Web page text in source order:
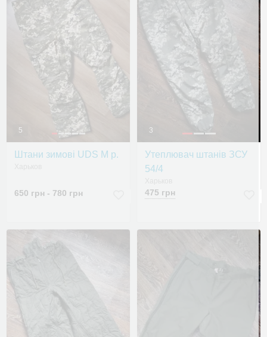
5
Штани зимові UDS M р.
650 грн - 780 грн
3
Утеплювач штанів ЗСУ
54/4
475 грн